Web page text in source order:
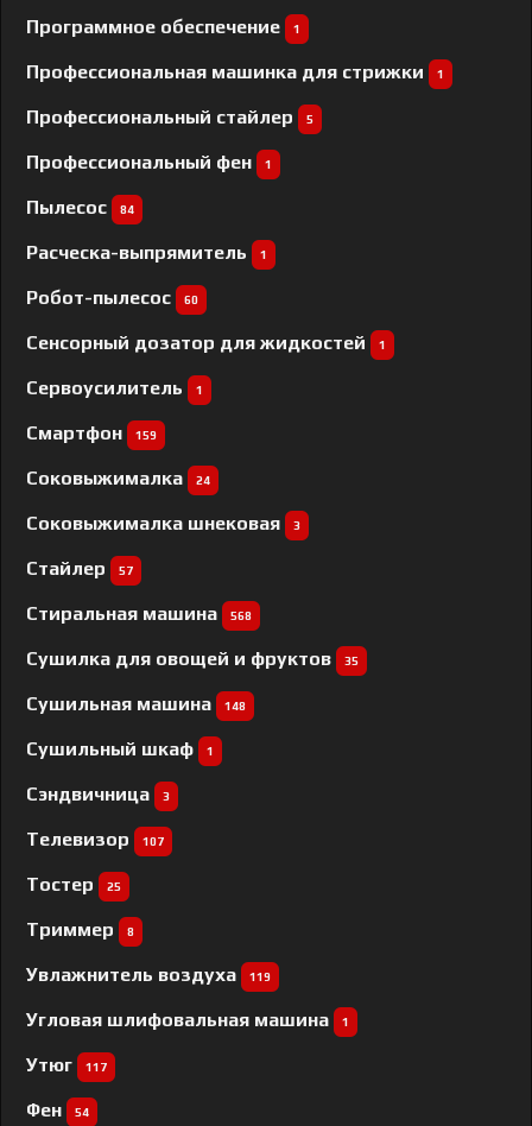
Программное обеспечение 1
Профессиональная машинка для стрижки 1
Профессиональный cтайлер 5
Профессиональный фен 1
Пылесос 84
Расческа-выпрямитель 1
Робот-пылесос 60
Сенсорный дозатор для жидкостей 1
Сервоусилитель 1
Смартфон 159
Соковыжималка 24
Соковыжималка шнековая 3
Стайлер 57
Стиральная машина 568
Сушилка для овощей и фруктов 35
Сушильная машина 148
Сушильный шкаф 1
Сэндвичница 3
Телевизор 107
Тостер 25
Триммер 8
Увлажнитель воздуха 119
Угловая шлифовальная машина 1
Утюг 117
Фен 54